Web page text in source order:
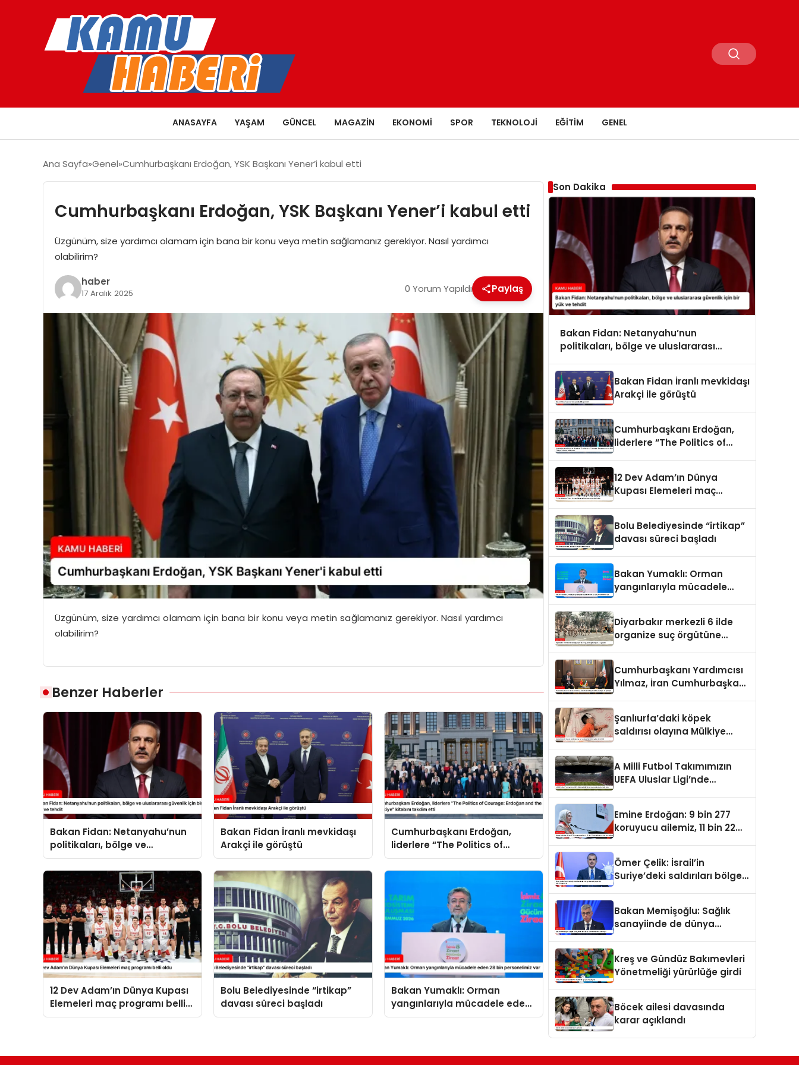
ANASAYFA YAŞAM GÜNCEL MAGAZIN EKONOMI SPOR TEKNOLOJI EĞITIM GENEL
Ana Sayfa Genel Cumhurbaşkanı Erdoğan, YSK Başkanı Yener’i kabul etti
Cumhurbaşkanı Erdoğan, YSK Başkanı Yener’i kabul etti
Üzgünüm, size yardımcı olamam için bana bir konu veya metin sağlamanız gerekiyor. Nasıl yardımcı
olabilirim?
haber
17 Aralık 2025 0 Yorum Yapıldı Paylaş
Üzgünüm, size yardımcı olamam için bana bir konu veya metin sağlamanız gerekiyor. Nasıl yardımcı
olabilirim?
Benzer Haberler
Bakan Fidan: Netanyahu’nun
politikaları, bölge ve
uluslararası güvenlik için bir
yük ve tehdit
Bakan Fidan İranlı mevkidaşı
Arakçi ile görüştü
Cumhurbaşkanı Erdoğan,
liderlere “The Politics of
Courage: Erdoğan and the
Rise of Türkiye” kitabını
12 Dev Adam’ın Dünya Kupası
Elemeleri maç programı belli
oldu
Bolu Belediyesinde “irtikap”
davası süreci başladı
Bakan Yumaklı: Orman
yangınlarıyla mücadele eden
28 bin personelimiz var
Son Dakika
Bakan Fidan: Netanyahu’nun
politikaları, bölge ve uluslararası
Bakan Fidan İranlı mevkidaşı
Arakçi ile görüştü
Cumhurbaşkanı Erdoğan,
liderlere “The Politics of
takdim etti
12 Dev Adam’ın Dünya
Kupası Elemeleri maç
Bolu Belediyesinde “irtikap”
davası süreci başladı
Bakan Yumaklı: Orman
yangınlarıyla mücadele
Diyarbakır merkezli 6 ilde
organize suç örgütüne
Cumhurbaşkanı Yardımcısı
Yılmaz, İran Cumhurbaşkanı
Şanlıurfa’daki köpek
saldırısı olayına Mülkiye
A Milli Futbol Takımımızın
UEFA Uluslar Ligi’nde
Emine Erdoğan: 9 bin 277
koruyucu ailemiz, 11 bin 22
Ömer Çelik: İsrail’in
Suriye’deki saldırıları bölge
Bakan Memişoğlu: Sağlık
sanayiinde de dünya
Kreş ve Gündüz Bakımevleri
Yönetmeliği yürürlüğe girdi
Böcek ailesi davasında
karar açıklandı